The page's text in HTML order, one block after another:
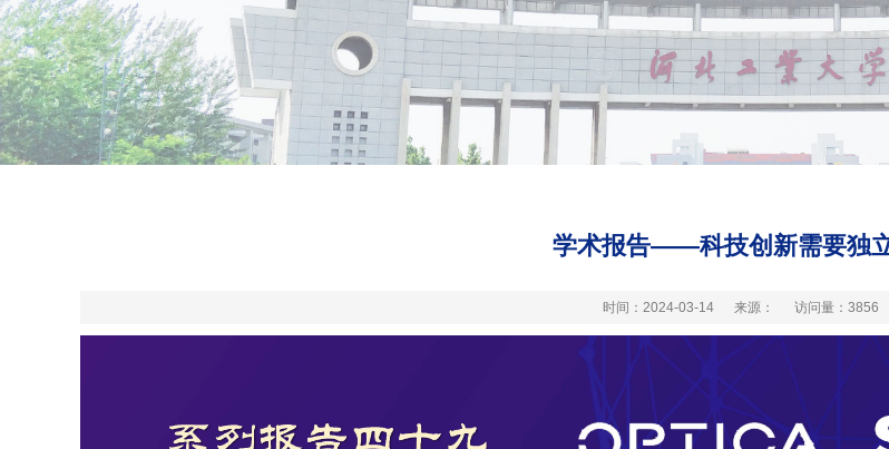
学术报告——科技创新需要独
时间：2024-03-14 来源： 访问量： 3856